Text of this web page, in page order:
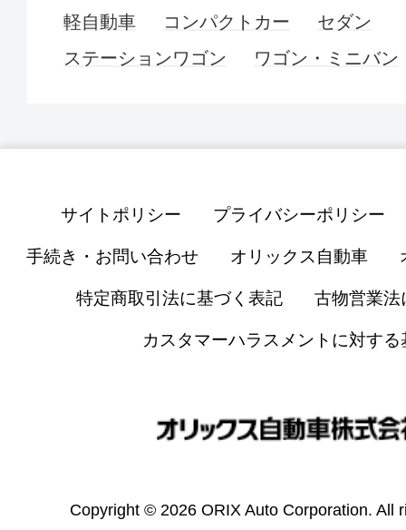
軽自動車 コンパクトカー
セダン
ステーションワゴン
ワゴン・ミニバン
サイトポリシー プライバシーポリシー
手続き・お問い合わせ オリックス自動車
特定商取引法に基づく表記 古物営業法
カスタマーハラスメントに対する
Copyright © 2026 ORIX Auto Corporation. All